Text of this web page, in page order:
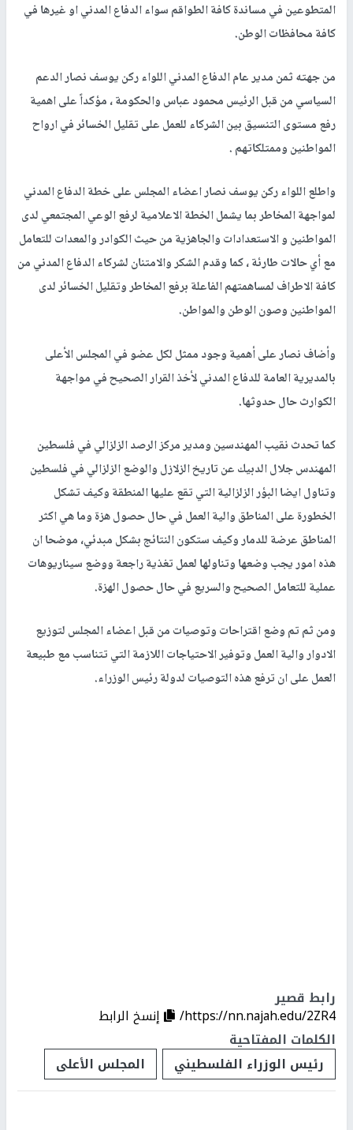
المتطوعين في مساندة كافة الطواقم سواء الدفاع المدني او غيرها في
كافة محافظات الوطن.
من جهته ثمن مدير عام الدفاع المدني اللواء ركن يوسف نصار الدعم
السياسي من قبل الرئيس محمود عباس والحكومة ، مؤكداً على اهمية
رفع مستوى التنسيق بين الشركاء للعمل على تقليل الخسائر في ارواح
المواطنين وممتلكاتهم .
واطلع اللواء ركن يوسف نصار اعضاء المجلس على خطة الدفاع المدني
لمواجهة المخاطر بما يشمل الخطة الاعلامية لرفع الوعي المجتمعي لدى
المواطنين و الاستعدادات والجاهزية من حيث الكوادر والمعدات للتعامل
مع أي حالات طارئة ، كما وقدم الشكر والامتنان لشركاء الدفاع المدني من
كافة الاطراف لمساهمتهم الفاعلة برفع المخاطر وتقليل الخسائر لدى
المواطنين وصون الوطن والمواطن.
وأضاف نصار على أهمية وجود ممثل لكل عضو في المجلس الأعلى
بالمديرية العامة للدفاع المدني لأخذ القرار الصحيح في مواجهة
الكوارث حال حدوثها.
كما تحدث نقيب المهندسين ومدير مركز الرصد الزلزالي في فلسطين
المهندس جلال الدبيك عن تاريخ الزلازل والوضع الزلزالي في فلسطين
وتناول ايضا البؤر الزلزالية التي تقع عليها المنطقة وكيف تشكل
الخطورة على المناطق والية العمل في حال حصول هزة وما هي اكثر
المناطق عرضة للدمار وكيف ستكون النتائج بشكل مبدئي، موضحا ان
هذه امور يجب وضعها وتناولها لعمل تغذية راجعة ووضع سيناريوهات
عملية للتعامل الصحيح والسريع في حال حصول الهزة.
ومن ثم تم وضع اقتراحات وتوصيات من قبل اعضاء المجلس لتوزيع
الادوار والية العمل وتوفير الاحتياجات اللازمة التي تتناسب مع طبيعة
العمل على ان ترفع هذه التوصيات لدولة رئيس الوزراء.
رابط قصير
https://nn.najah.edu/2ZR4/
إنسخ الرابط
الكلمات المفتاحية
رئيس الوزراء الفلسطيني
المجلس الأعلى